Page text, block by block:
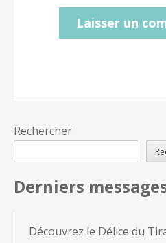
Rechercher
Derniers
Découvrez le Délice du